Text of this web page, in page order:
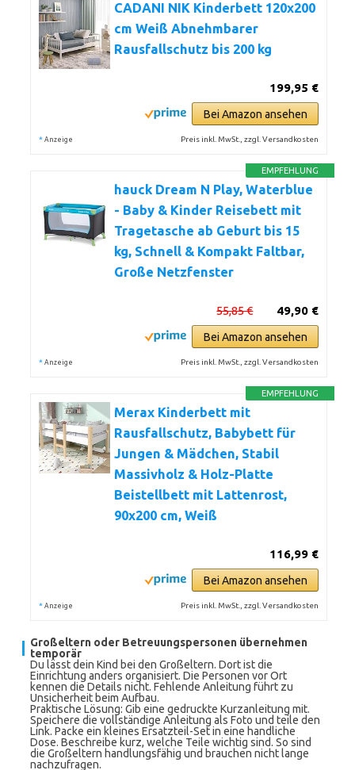
CADANI NIK Kinderbett 120x200
cm Weiß Abnehmbarer
Rausfallschutz bis 200 kg
199,95 €
Bei Amazon ansehen
* Anzeige Preis inkl. MwSt., zzgl. Versandkosten
EMPFEHLUNG
hauck Dream N Play, Waterblue
- Baby & Kinder Reisebett mit
Tragetasche ab Geburt bis 15
kg, Schnell & Kompakt Faltbar,
Große Netzfenster
49,90 €
55,85 €
Bei Amazon ansehen
* Anzeige Preis inkl. MwSt., zzgl. Versandkosten
EMPFEHLUNG
Merax Kinderbett mit
Rausfallschutz, Babybett für
Jungen & Mädchen, Stabil
Massivholz & Holz-Platte
Beistellbett mit Lattenrost,
90x200 cm, Weiß
116,99 €
Bei Amazon ansehen
* Anzeige Preis inkl. MwSt., zzgl. Versandkosten
Großeltern oder Betreuungspersonen übernehmen
temporär
Du lässt dein Kind bei den Großeltern. Dort ist die
Einrichtung anders organisiert. Die Personen vor Ort
kennen die Details nicht. Fehlende Anleitung führt zu
Unsicherheit beim Aufbau.
Praktische Lösung: Gib eine gedruckte Kurzanleitung mit.
Speichere die vollständige Anleitung als Foto und teile den
Link. Packe ein kleines Ersatzteil-Set in eine handliche
Dose. Beschreibe kurz, welche Teile wichtig sind. So sind
die Großeltern handlungsfähig und brauchen nicht lange
nachzufragen.